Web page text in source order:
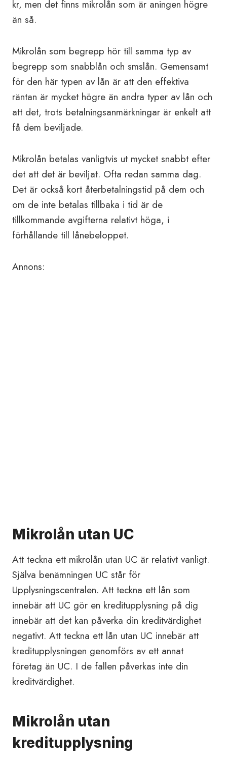
kr, men det finns mikrolån som är aningen högre
än så.
Mikrolån som begrepp hör till samma typ av
begrepp som snabblån och smslån. Gemensamt
för den här typen av lån är att den effektiva
räntan är mycket högre än andra typer av lån och
att det, trots betalningsanmärkningar är enkelt att
få dem beviljade.
Mikrolån betalas vanligtvis ut mycket snabbt efter
det att det är beviljat. Ofta redan samma dag.
Det är också kort återbetalningstid på dem och
om de inte betalas tillbaka i tid är de
tillkommande avgifterna relativt höga, i
förhållande till lånebeloppet.
Annons:
Mikrolån utan UC
Att teckna ett mikrolån utan UC är relativt vanligt.
Själva benämningen UC står för
Upplysningscentralen. Att teckna ett lån som
innebär att UC gör en kreditupplysning på dig
innebär att det kan påverka din kreditvärdighet
negativt. Att teckna ett lån utan UC innebär att
kreditupplysningen genomförs av ett annat
företag än UC. I de fallen påverkas inte din
kreditvärdighet.
Mikrolån utan
kreditupplysning